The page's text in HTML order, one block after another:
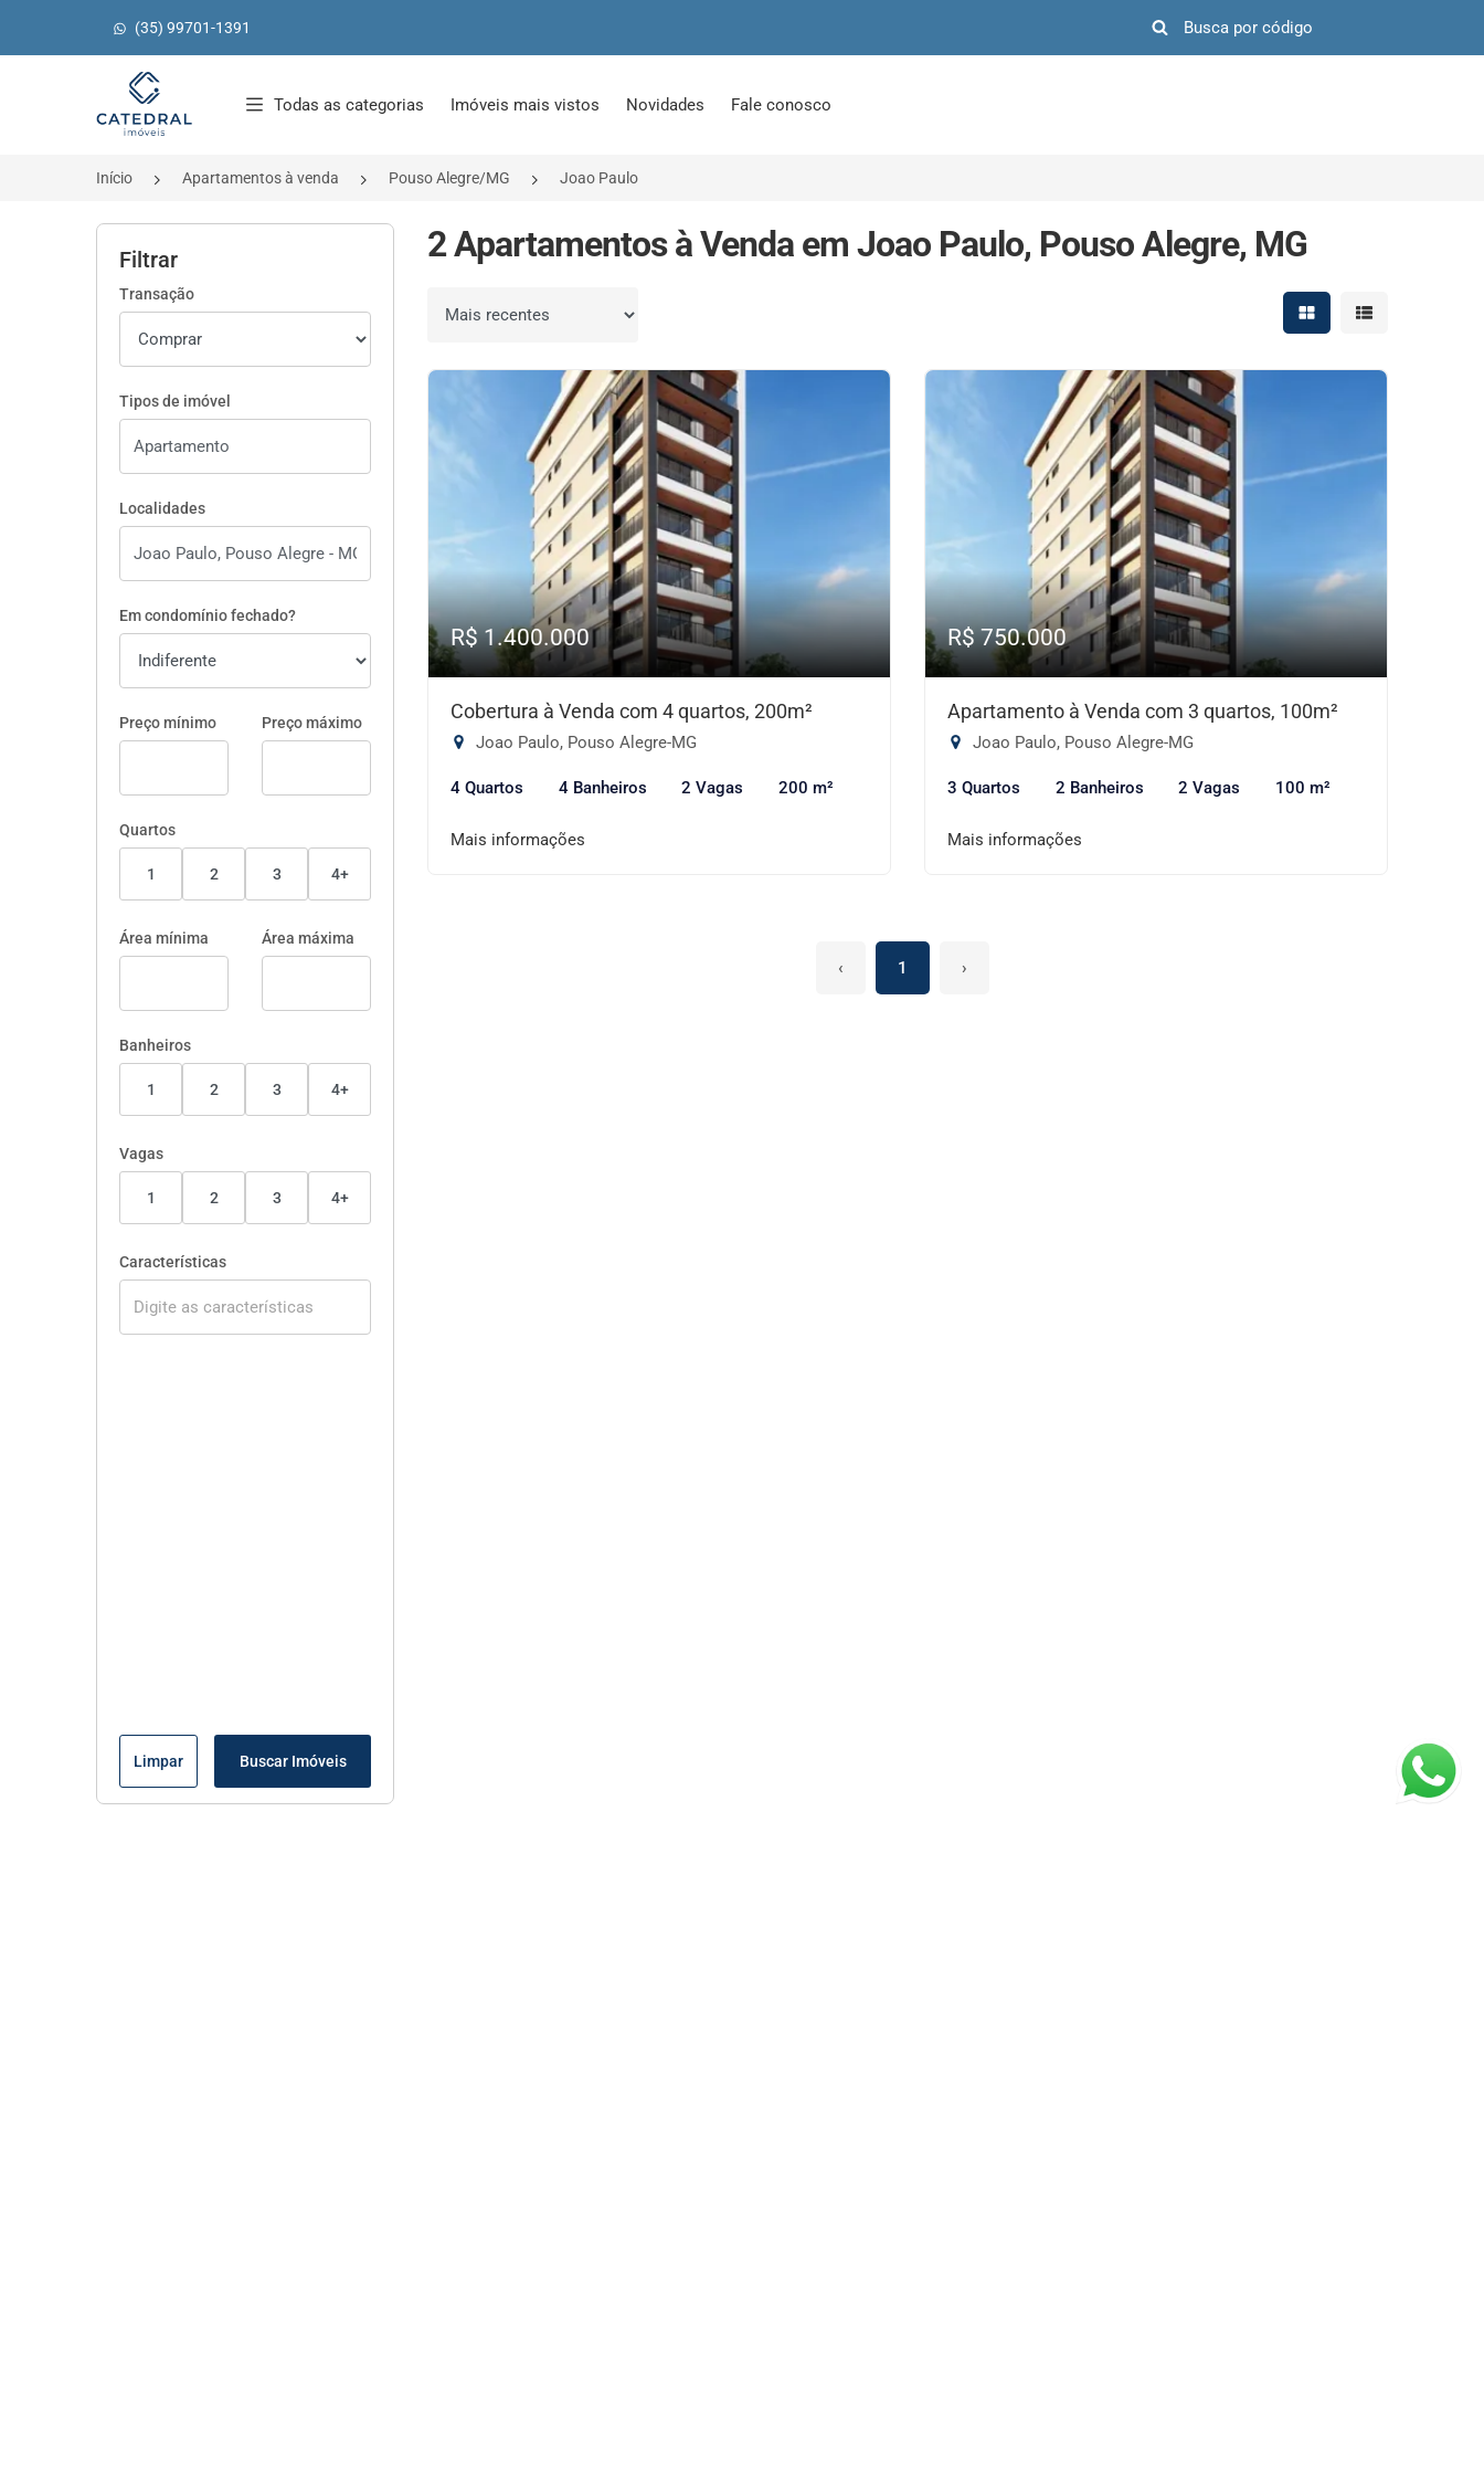
(35) 99701-1391
Página inicial
Todas as categorias Imóveis mais vistos Novidades Fale conosco
Início Apartamentos à venda Pouso Alegre/MG Joao Paulo
Filtrar
Transação
Tipos de imóvel
Localidades
Em condomínio fechado?
Preço mínimo Preço máximo
Quartos
1 2 3 4+
Área mínima Área máxima
Banheiros
1 2 3 4+
Vagas
1 2 3 4+
Características
Limpar Buscar Imóveis
2 Apartamentos à Venda em Joao Paulo, Pouso Alegre, MG
Ordenar por Mostrar resultados em
Mostrar
R$ 1.400.000
Cobertura à Venda com 4 quartos, 200m²
Joao Paulo, Pouso Alegre-MG
4 Quartos 4 Banheiros 2 Vagas 200 m²
Mais informações
R$ 750.000
Apartamento à Venda com 3 quartos, 100m²
Joao Paulo, Pouso Alegre-MG
3 Quartos 2 Banheiros 2 Vagas 100 m²
Mais informações
‹ 1 ›